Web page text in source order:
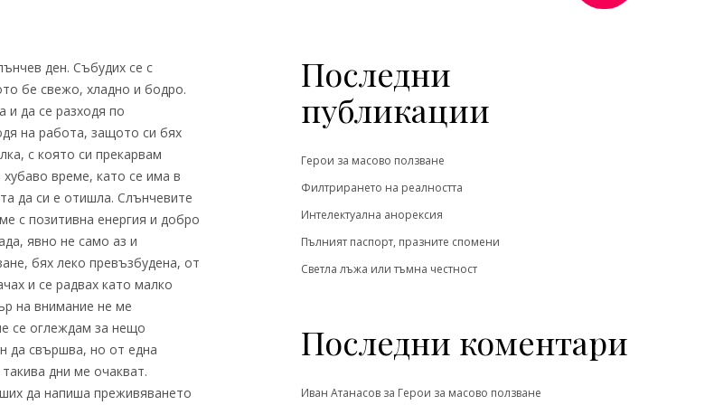
ден. Събудих се с
бе свежо, хладно и бодро.
и да се разходя по
на работа, защото си бях
с която си прекарвам
време, като се има в
да си е отишла. Слънчевите
с позитивна енергия и добро
явно не само аз и
бях леко превъзбудена, от
и се радвах като малко
на внимание не ме
се оглеждам за нещо
да свършва, но от една
дни ме очакват.
да напиша преживяването
Последни
публикации
Герои за масово ползване
Филтрирането на реалността
Интелектуална анорексия
Пълният паспорт, празните спомени
Светла лъжа или тъмна честност
Последни коментари
Иван Атанасов за Герои за масово ползване